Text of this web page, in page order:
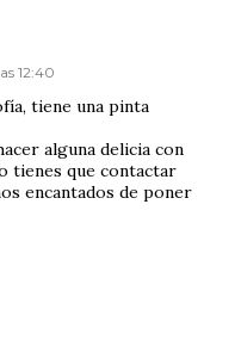
12:40
tiene una pinta
alguna delicia con
tienes que contactar
encantados de poner